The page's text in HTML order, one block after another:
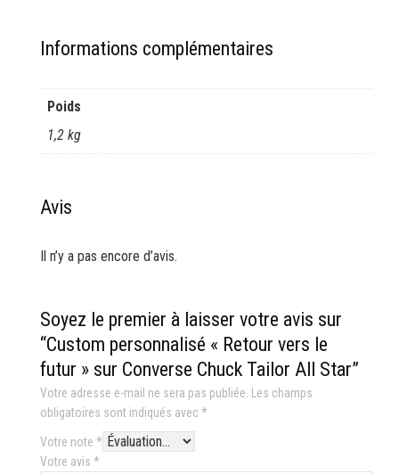
Informations complémentaires
Poids
1,2 kg
Avis
Il n’y a pas encore d’avis.
Soyez le premier à laisser votre avis sur
“Custom personnalisé « Retour vers le
futur » sur Converse Chuck Tailor All Star”
Votre adresse e-mail ne sera pas publiée. Les champs
obligatoires sont indiqués avec *
Votre note *
Votre avis *